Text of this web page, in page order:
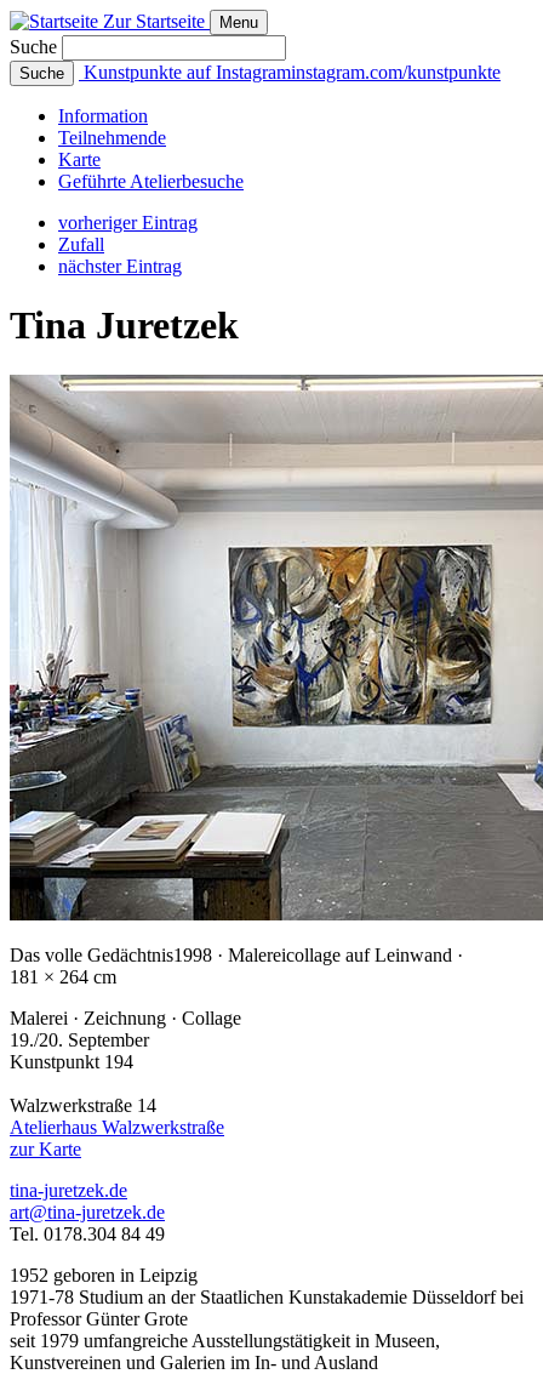
Zur Startseite Menu
Suche
Suche Kunstpunkte auf Instagraminstagram.com/kunstpunkte
Information
Teilnehmende
Karte
Geführte Atelierbesuche
vorheriger Eintrag
Zufall
nächster Eintrag
Tina Juretzek
Das volle Gedächtnis1998 · Malereicollage auf Leinwand ·
181 × 264 cm
Malerei · Zeichnung · Collage
19./20. September
Kunstpunkt 194
Walzwerkstraße 14
Atelierhaus Walzwerkstraße
zur Karte
tina-juretzek.de
art@tina-juretzek.de
Tel. 0178.304 84 49
1952 geboren in Leipzig
1971-78 Studium an der Staatlichen Kunstakademie Düsseldorf bei
Professor Günter Grote
seit 1979 umfangreiche Ausstellungstätigkeit in Museen,
Kunstvereinen und Galerien im In- und Ausland